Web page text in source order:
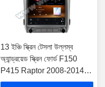
13 ইঞ্চি স্ক্রিন টেসলা উল্লম্ব
অ্যান্ড্রয়েড স্ক্রিন ফোর্ড F150
P415 Raptor 2008-2014 এর
জন্য